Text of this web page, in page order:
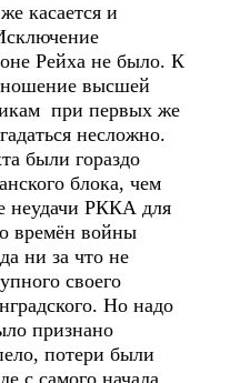
касается и
Рейха не было. К
высшей
при первых же
несложно.
были гораздо
блока, чем
неудачи РККА для
времён войны
ни за что не
своего
Но надо
признано
потери были
с самого начала